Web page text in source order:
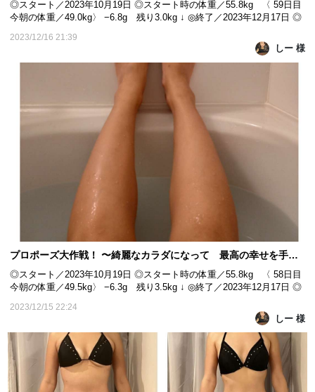
◎スタート／2023年10月19日 ◎スタート時の体重／55.8kg 〈 59日目
今朝の体重／49.0kg〉 −6.8g 残り3.0kg ↓ ◎終了／2023年12月17日 ◎
です☺ モニター期間も明日で終わりを迎えます😭 今日は昨日に引き
2023/12/16 21:39
しー 様
プロポーズ大作戦！ 〜綺麗なカラダになって 最高の幸せを手に入れる！〜 58日目
◎スタート／2023年10月19日 ◎スタート時の体重／55.8kg 〈 58日目
今朝の体重／49.5kg〉 −6.3g 残り3.5kg ↓ ◎終了／2023年12月17日 ◎
です☺ モニター期間も早いところ残り2日になりました😲 今日は
KAIZENBODYのLuminous.Beauty 浦和店に通ってよかったこ...
2023/12/15 22:24
しー 様